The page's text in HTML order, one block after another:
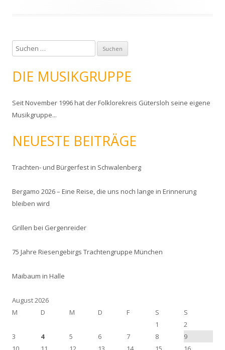
u
c
h
n
n
:
DIE MUSIKGRUPPE
Seit November 1996 hat der Folklorekreis Gütersloh seine eigene
Musikgruppe...
NEUESTE BEITRÄGE
Trachten- und Bürgerfest in Schwalenberg
Bergamo 2026 – Eine Reise, die uns noch lange in Erinnerung
bleiben wird
Grillen bei Gergenreider
75 Jahre Riesengebirgs Trachtengruppe München
Maibaum in Halle
August 2026
M
D M D F S
S
1
2
3
4 5 6 7 8
9